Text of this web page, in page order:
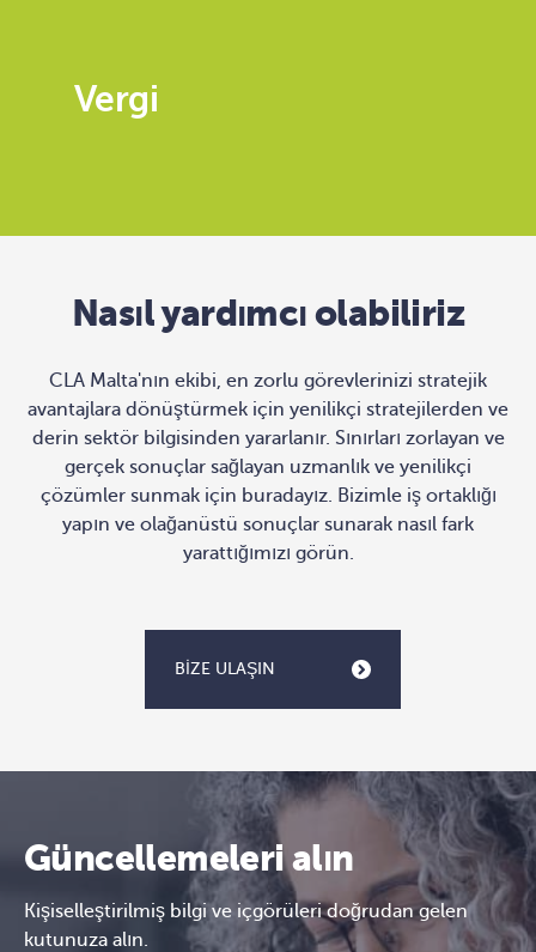
Vergi
Nasıl yardımcı olabiliriz
CLA Malta'nın ekibi, en zorlu görevlerinizi stratejik
avantajlara dönüştürmek için yenilikçi stratejilerden ve
derin sektör bilgisinden yararlanır. Sınırları zorlayan ve
gerçek sonuçlar sağlayan uzmanlık ve yenilikçi
çözümler sunmak için buradayız. Bizimle iş ortaklığı
yapın ve olağanüstü sonuçlar sunarak nasıl fark
yarattığımızı görün.
BIZE ULAŞIN
Güncellemeleri alın
Kişiselleştirilmiş bilgi ve içgörüleri doğrudan gelen
kutunuza alın.